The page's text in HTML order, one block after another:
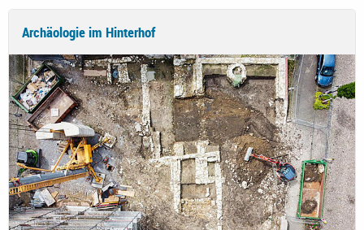
Archäologie im Hinterhof